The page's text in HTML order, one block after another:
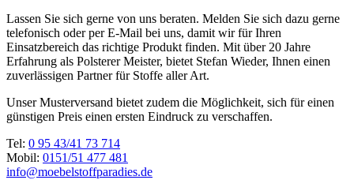
Lassen Sie sich gerne von uns beraten. Melden Sie sich dazu gerne
telefonisch oder per E-Mail bei uns, damit wir für Ihren
Einsatzbereich das richtige Produkt finden. Mit über 20 Jahre
Erfahrung als Polsterer Meister, bietet Stefan Wieder, Ihnen einen
zuverlässigen Partner für Stoffe aller Art.
Unser Musterversand bietet zudem die Möglichkeit, sich für einen
günstigen Preis einen ersten Eindruck zu verschaffen.
Tel: 0 95 43/41 73 714
Mobil: 0151/51 477 481
info@moebelstoffparadies.de